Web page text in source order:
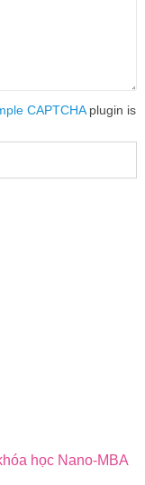
CAPTCHAplugin is
học Nano-MBA